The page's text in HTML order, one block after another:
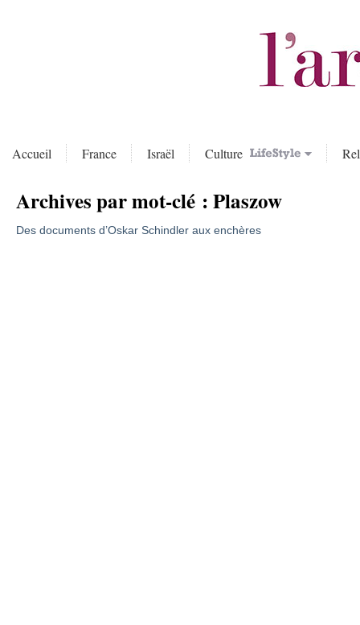
Accueil France Israël Culture
Archives par mot-clé :Plaszow
Des documents d’Oskar Schindler aux enchères